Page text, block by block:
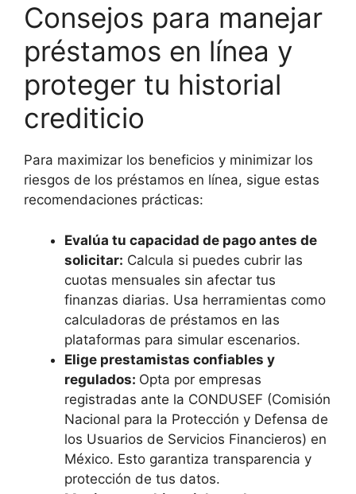
Consejos para manejar
préstamos en línea y
proteger tu historial
crediticio
Para maximizar los beneficios y minimizar los
riesgos de los préstamos en línea, sigue estas
recomendaciones prácticas:
Evalúa tu capacidad de pago antes de
solicitar: Calcula si puedes cubrir las
cuotas mensuales sin afectar tus
finanzas diarias. Usa herramientas como
calculadoras de préstamos en las
plataformas para simular escenarios.
Elige prestamistas confiables y
regulados: Opta por empresas
registradas ante la CONDUSEF (Comisión
Nacional para la Protección y Defensa de
los Usuarios de Servicios Financieros) en
México. Esto garantiza transparencia y
protección de tus datos.